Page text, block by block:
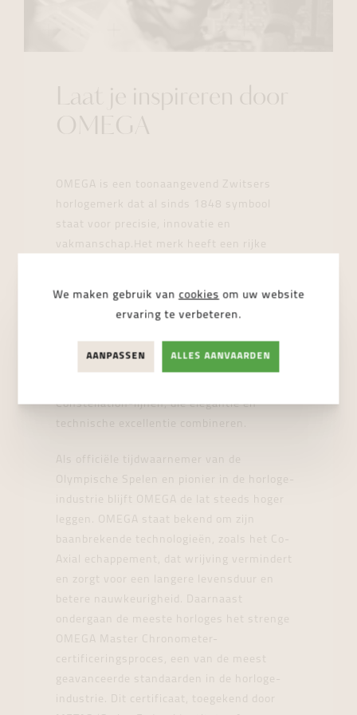
Laat je inspireren door
OMEGA
OMEGA is een toonaangevend Zwitsers
horlogemerk dat al sinds 1848 symbool
staat voor precisie, innovatie en
vakmanschap.Het merk heeft een rijke
Speedmaster, het eerste horloge dat in 1969
op de maan werd gedragen. Naast de
iconische Speedmaster biedt OMEGA ook de
Constellation-lijnen, die elegantie en
technische excellentie combineren.
Als officiële tijdwaarnemer van de
Olympische Spelen en pionier in de horloge-
industrie blijft OMEGA de lat steeds hoger
leggen. OMEGA staat bekend om zijn
baanbrekende technologieën, zoals het Co-
Axial echappement, dat wrijving vermindert
en zorgt voor een langere levensduur en
betere nauwkeurigheid. Daarnaast
ondergaan de meeste horloges het strenge
OMEGA Master Chronometer-
certificeringsproces, een van de meest
geavanceerde standaarden in de horloge-
industrie. Dit certificaat, toegekend door
We maken gebruik van cookies om uw website
ervaring te verbeteren.
AANPASSEN ALLES AANVAARDEN